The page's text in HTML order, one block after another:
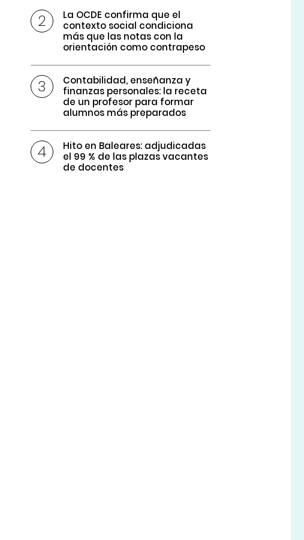
La OCDE confirma que el
contexto social condiciona
más que las notas con la
orientación como contrapeso
Contabilidad, enseñanza y
finanzas personales: la receta
de un profesor para formar
alumnos más preparados
Hito en Baleares: adjudicadas
el 99 % de las plazas vacantes
de docentes